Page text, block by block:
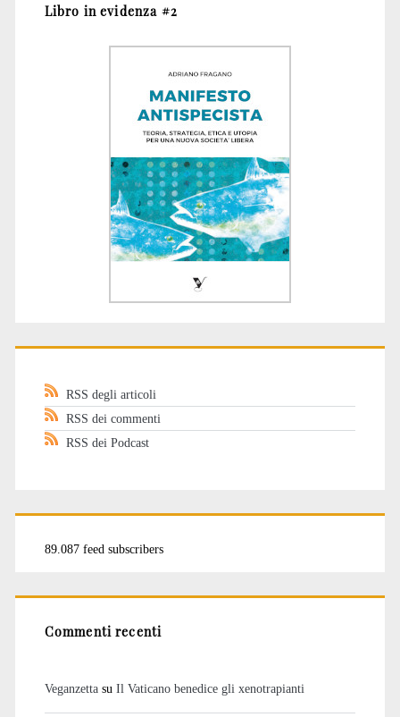
Libro in evidenza #2
RSS degli articoli
RSS dei commenti
RSS dei Podcast
89.087 feed subscribers
Commenti recenti
Veganzettasu Il Vaticano benedice gli xenotrapianti